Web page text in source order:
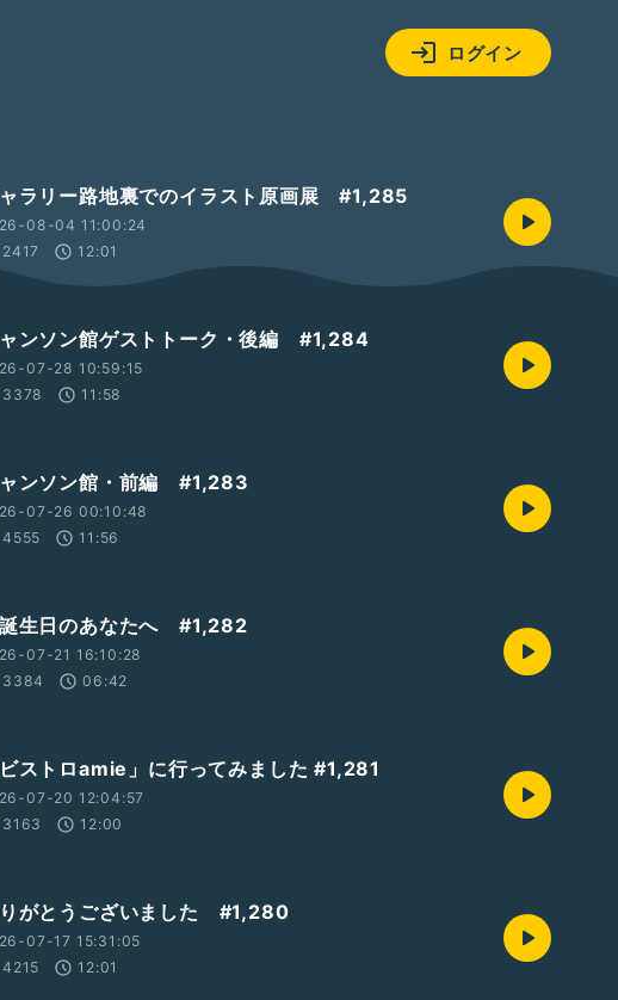
ログイン
ラリー路地裏でのイラスト原画展 #1,285
08-04 11:00:24
2417
12:01
ンソン館ゲストトーク・後編 #1,284
07-28 10:59:15
3378
11:58
ンソン館・前編 #1,283
07-26 00:10:48
4555
11:56
生日のあなたへ #1,282
07-21 16:10:28
3384
06:42
ビストロamie」に行ってみました #1,281
07-20 12:04:57
3163
12:00
がとうございました #1,280
07-17 15:31:05
4215
12:01